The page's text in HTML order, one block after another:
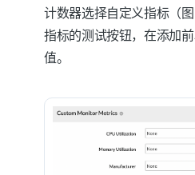
自定义 MIB：
将列出文件
home/
在测试性能计数器
式测试字段中选择
从下拉菜
在凭据名称
计数器选择自定义指标（
指标的测试按钮，在添加
值。